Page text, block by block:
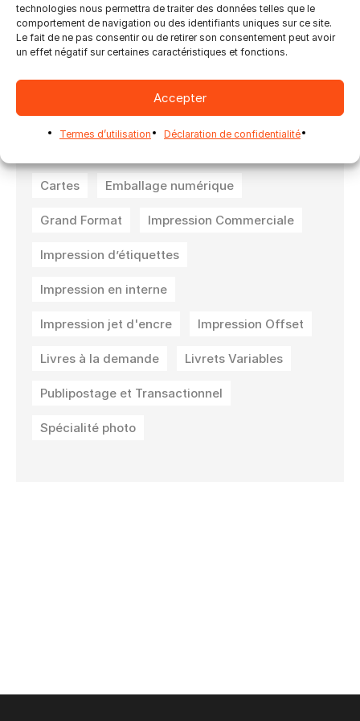
technologies nous permettra de traiter des données telles que le
comportement de navigation ou des identifiants uniques sur ce site.
Le fait de ne pas consentir ou de retirer son consentement peut avoir
un effet négatif sur certaines caractéristiques et fonctions.
Accepter
Termes d’utilisation Déclaration de confidentialité
l’importance de l’automatisation, d’une
organisation efficace du flux de travail, en
commençant à petite échelle et en planifiant
en gardant à l’esprit la fin.
Cartes Emballage numérique
Grand Format Impression Commerciale
Impression d’étiquettes
Impression en interne
Impression jet d'encre Impression Offset
Livres à la demande Livrets Variables
Publipostage et Transactionnel
Spécialité photo